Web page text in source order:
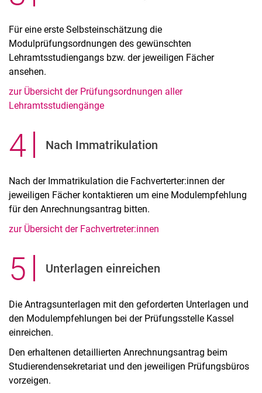
Für eine erste Selbsteinschätzung die
Modulprüfungsordnungen des gewünschten
Lehramtsstudiengangs bzw. der jeweiligen Fächer
ansehen.
zur Übersicht der Prüfungsordnungen aller
Lehramtsstudiengänge
4. Nach Immatrikulation
Nach der Immatrikulation die Fachverterter:innen der
jeweiligen Fächer kontaktieren um eine Modulempfehlung
für den Anrechnungsantrag bitten.
zur Übersicht der Fachvertreter:innen
5. Unterlagen einreichen
Die Antragsunterlagen mit den geforderten Unterlagen und
den Modulempfehlungen bei der Prüfungsstelle Kassel
einreichen.
Den erhaltenen detaillierten Anrechnungsantrag beim
Studierendensekretariat und den jeweiligen Prüfungsbüros
vorzeigen.